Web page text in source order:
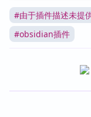
#由于插件描述未提
#obsidian插件